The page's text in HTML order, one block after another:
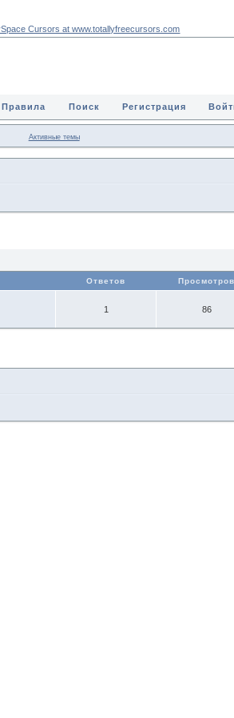
Правила Поиск Регистрация
Активные темы
Ответов Просмотров
1 86